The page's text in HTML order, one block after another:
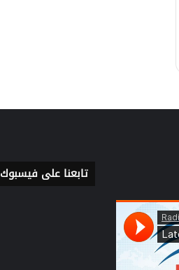
تابعنا على فيسبوك